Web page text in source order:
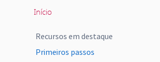
Início
Recursos em destaque
Primeiros passos